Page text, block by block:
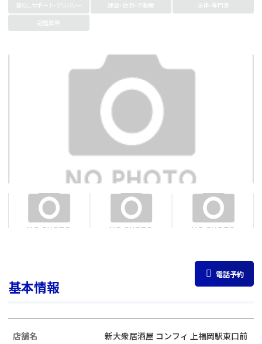
暮らしサポート・デリバリー
建設・住宅・不動産
法律・専門家
冠婚葬祭
電話予約
基本情報
店舗名 新大衆居酒屋 コンフィ 上福岡駅東口前